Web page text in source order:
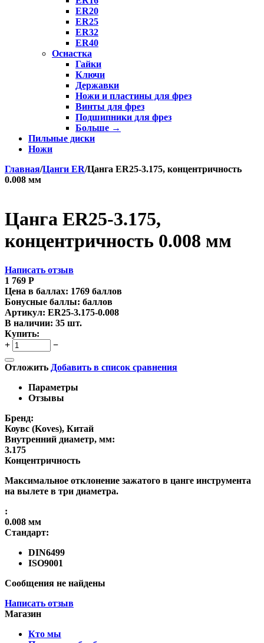
ER20
ER25
ER32
ER40
Оснастка
Гайки
Ключи
Державки
Ножи и пластины для фрез
Винты для фрез
Подшипники для фрез
Больше →
Пильные диски
Ножи
Главная/Цанги ER/Цанга ER25-3.175, концентричность
0.008 мм
Цанга ER25-3.175,
концентричность 0.008 мм
Написать отзыв
1 769 Р
Цена в баллах: 1769 баллов
Бонусные баллы: баллов
Артикул: ER25-3.175-0.008
В наличии: 35 шт.
Купить:
+
−
Отложить Добавить в список сравнения
Параметры
Отзывы
Бренд:
Коувс (Koves), Китай
Внутренний диаметр, мм:
3.175
Концентричность
Максимальное отклонение зажатого в цанге инструмента
на вылете в три диаметра.
:
0.008 мм
Стандарт:
DIN6499
ISO9001
Сообщения не найдены
Написать отзыв
Магазин
Кто мы